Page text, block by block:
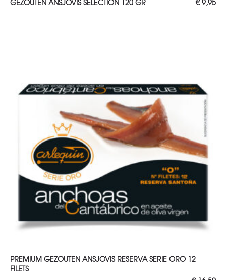
GEZOUTEN ANSJOVIS SELECTION 120 GR €9,95
TOEVOEGEN AAN WINKELWAGEN
PREMIUM GEZOUTEN ANSJOVIS RESERVA SERIE ORO 12
FILETS